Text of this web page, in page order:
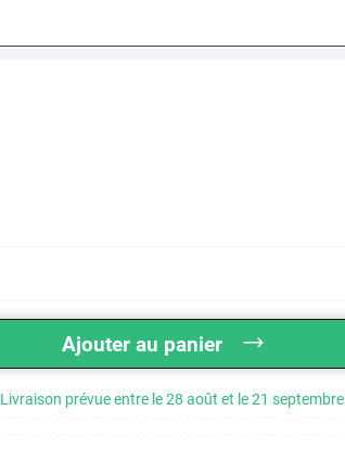
Ajouter au panier
Livraison prévue entre le 28 août et le 21 septembre